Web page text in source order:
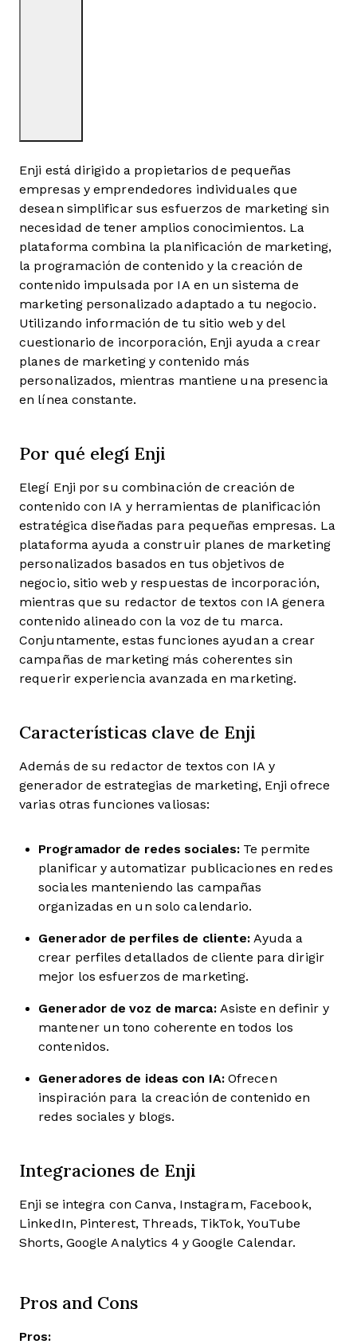
Enji está dirigido a propietarios de pequeñas
empresas y emprendedores individuales que
desean simplificar sus esfuerzos de marketing sin
necesidad de tener amplios conocimientos. La
plataforma combina la planificación de marketing,
la programación de contenido y la creación de
contenido impulsada por IA en un sistema de
marketing personalizado adaptado a tu negocio.
Utilizando información de tu sitio web y del
cuestionario de incorporación, Enji ayuda a crear
planes de marketing y contenido más
personalizados, mientras mantiene una presencia
en línea constante.
Por qué elegí Enji
Elegí Enji por su combinación de creación de
contenido con IA y herramientas de planificación
estratégica diseñadas para pequeñas empresas. La
plataforma ayuda a construir planes de marketing
personalizados basados en tus objetivos de
negocio, sitio web y respuestas de incorporación,
mientras que su redactor de textos con IA genera
contenido alineado con la voz de tu marca.
Conjuntamente, estas funciones ayudan a crear
campañas de marketing más coherentes sin
requerir experiencia avanzada en marketing.
Características clave de Enji
Además de su redactor de textos con IA y
generador de estrategias de marketing, Enji ofrece
varias otras funciones valiosas:
Programador de redes sociales: Te permite
planificar y automatizar publicaciones en redes
sociales manteniendo las campañas
organizadas en un solo calendario.
Generador de perfiles de cliente: Ayuda a
crear perfiles detallados de cliente para dirigir
mejor los esfuerzos de marketing.
Generador de voz de marca:Asiste en definir y
mantener un tono coherente en todos los
contenidos.
Generadores de ideas con IA:Ofrecen
inspiración para la creación de contenido en
redes sociales y blogs.
Integraciones de Enji
Enji se integra con Canva, Instagram, Facebook,
LinkedIn, Pinterest, Threads, TikTok, YouTube
Shorts, Google Analytics 4 y Google Calendar.
Pros and Cons
Pros: